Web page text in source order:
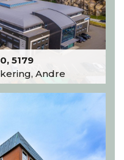
5179
Andre